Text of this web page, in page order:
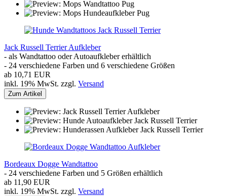
Jack Russell Terrier Aufkleber
- als Wandtattoo oder Autoaufkleber erhältlich
- 24 verschiedene Farben und 6 verschiedene Größen
ab 10,71 EUR
inkl. 19% MwSt. zzgl. Versand
Zum Artikel
Bordeaux Dogge Wandtattoo
- 24 verschiedene Farben und 5 Größen erhältlich
ab 11,90 EUR
inkl. 19% MwSt. zzgl. Versand